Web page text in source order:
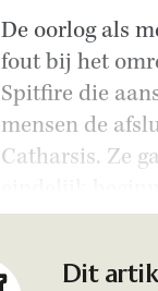
De oorlog als
fout bij het
Spitfire die
mensen de
Catharsis. Ze
Dit